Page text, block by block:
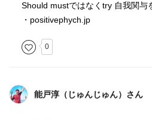
Should mustではなくtry 自我関与
・positivephych.jp
0
能戸淳（じゅんじゅん）さん